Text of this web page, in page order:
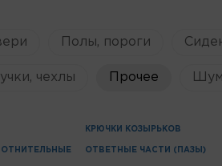
Полы, пороги
чехлы Прочее
КРЮЧКИ КОЗЫРЬКОВ
ОТВЕТНЫЕ ЧАСТИ (ПАЗЫ)